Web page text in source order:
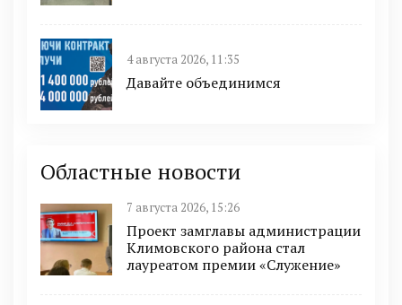
4 августа 2026, 11:35
Давайте объединимся
Областные новости
7 августа 2026, 15:26
Проект замглавы администрации
Климовского района стал
лауреатом премии «Служение»